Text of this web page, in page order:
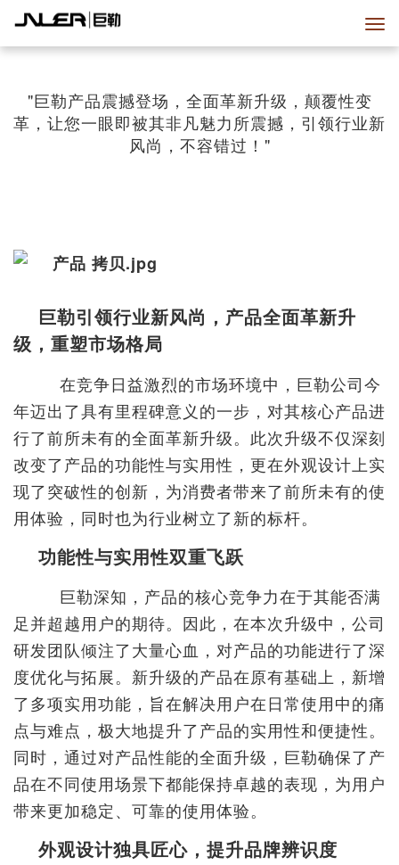
"巨勒产品震撼登场，全面革新升级，颠覆性变
革，让您一眼即被其非凡魅力所震撼，引领行业新
风尚，不容错过！"
巨勒引领行业新风尚，产品全面革新升
级，重塑市场格局
在竞争日益激烈的市场环境中，巨勒公司今
年迈出了具有里程碑意义的一步，对其核心产品进
行了前所未有的全面革新升级。此次升级不仅深刻
改变了产品的功能性与实用性，更在外观设计上实
现了突破性的创新，为消费者带来了前所未有的使
用体验，同时也为行业树立了新的标杆。
功能性与实用性双重飞跃
巨勒深知，产品的核心竞争力在于其能否满
足并超越用户的期待。因此，在本次升级中，公司
研发团队倾注了大量心血，对产品的功能进行了深
度优化与拓展。新升级的产品在原有基础上，新增
了多项实用功能，旨在解决用户在日常使用中的痛
点与难点，极大地提升了产品的实用性和便捷性。
同时，通过对产品性能的全面升级，巨勒确保了产
品在不同使用场景下都能保持卓越的表现，为用户
带来更加稳定、可靠的使用体验。
外观设计独具匠心，提升品牌辨识度